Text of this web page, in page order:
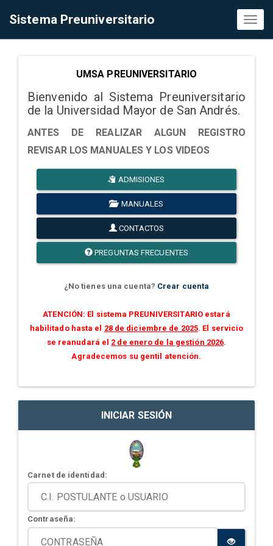
Sistema Preuniversitario
UMSA PREUNIVERSITARIO
Bienvenido al Sistema Preuniversitario
de la Universidad Mayor de San Andrés.
ANTES DE REALIZAR ALGUN REGISTRO
REVISAR LOS MANUALES Y LOS VIDEOS
ADMISIONES
MANUALES
CONTACTOS
PREGUNTAS FRECUENTES
¿No tienes una cuenta? Crear cuenta
ATENCIÓN: El sistema PREUNIVERSITARIO estará
habilitado hasta el 28 de diciembre de 2025. El servicio
se reanudará el 2 de enero de la gestión 2026.
Agradecemos su gentil atención.
INICIAR SESIÓN
Carnet de identidad:
Contraseña: